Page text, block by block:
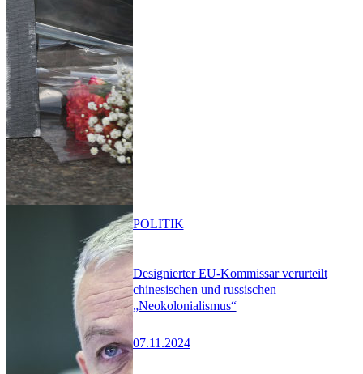
Designierter EU-Kommissar verurteilt
chinesischen und russischen
„Neokolonialismus“
07.11.2024
POLITIK